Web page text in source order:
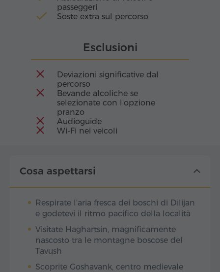
passeggeri
Soste extra sul percorso
Esclusioni
Deviazioni significative dal
percorso
Bevande alcoliche se
selezionate con l'opzione
pranzo
Audioguide
Wi-Fi nei veicoli
Cosa aspettarsi
Respirate l'aria fresca dei boschi di Dilijan
e godetevi il ritmo pacifico della località
Visitate Haghartsin, magnificamente
nascosto tra le montagne boscose del
Tavush
Scoprite Goshavank, centro medievale